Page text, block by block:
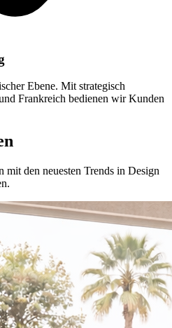
Ebene. Mit strategisch
Frankreich bedienen wir Kunden
mit den neuesten Trends in Design